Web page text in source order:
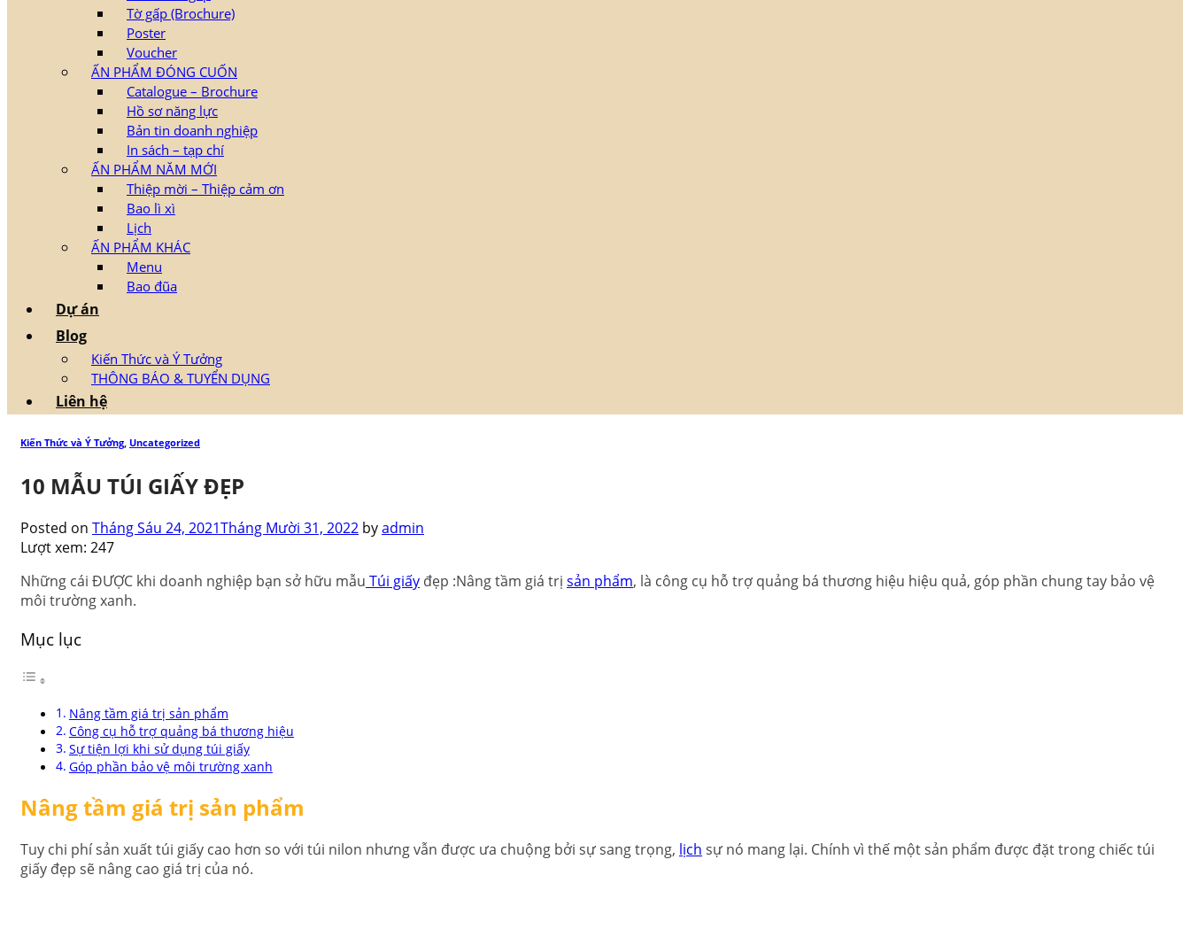
Tờ gấp (Brochure)
Poster
Voucher
ẤN PHẨM ĐÓNG CUỐN
Catalogue – Brochure
Hồ sơ năng lực
Bản tin doanh nghiệp
In sách – tạp chí
ẤN PHẨM NĂM MỚI
Thiệp mời – Thiệp cảm ơn
Bao lì xì
Lịch
ẤN PHẨM KHÁC
Menu
Bao đũa
Dự án
Blog
Kiến Thức và Ý Tưởng
THÔNG BÁO & TUYỂN DỤNG
Liên hệ
Kiến Thức và Ý Tưởng, Uncategorized
10 MẪU TÚI GIẤY ĐẸP
Posted on Tháng Sáu 24, 2021Tháng Mười 31, 2022 byadmin
Lượt xem: 247
Những cái ĐƯỢC khi doanh nghiệp bạn sở hữu mẫu Túi giấy đẹp :Nâng tầm giá trị sản phẩm, là công cụ hỗ trợ quảng bá thương hiệu hiệu quả, góp phần chung tay bảo vệ
môi trường xanh.
Mục lục
Nâng tầm giá trị sản phẩm
Công cụ hỗ trợ quảng bá thương hiệu
Sự tiện lợi khi sử dụng túi giấy
Góp phần bảo vệ môi trường xanh
Nâng tầm giá trị sản phẩm
Tuy chi phí sản xuất túi giấy cao hơn so với túi nilon nhưng vẫn được ưa chuộng bởi sự sang trọng, lịch sự nó mang lại. Chính vì thế một sản phẩm được đặt trong chiếc túi
giấy đẹp sẽ nâng cao giá trị của nó.